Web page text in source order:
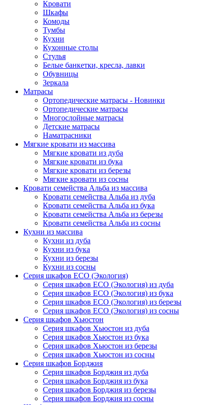
Кровати
Шкафы
Комоды
Тумбы
Кухни
Кухонные столы
Стулья
Белые банкетки, кресла, лавки
Обувницы
Зеркала
Матрасы
Ортопедические матрасы - Новинки
Ортопедические матрасы
Многослойные матрасы
Детские матрасы
Наматрасники
Мягкие кровати из массива
Мягкие кровати из дуба
Мягкие кровати из бука
Мягкие кровати из березы
Мягкие кровати из сосны
Кровати семейства Альба из массива
Кровати семейства Альба из дуба
Кровати семейства Альба из бука
Кровати семейства Альба из березы
Кровати семейства Альба из сосны
Кухни из массива
Кухни из дуба
Кухни из бука
Кухни из березы
Кухни из сосны
Серия шкафов ECO (Экология)
Серия шкафов ECO (Экология) из дуба
Серия шкафов ECO (Экология) из бука
Серия шкафов ECO (Экология) из березы
Серия шкафов ECO (Экология) из сосны
Серия шкафов Хьюстон
Серия шкафов Хьюстон из дуба
Серия шкафов Хьюстон из бука
Серия шкафов Хьюстон из березы
Серия шкафов Хьюстон из сосны
Серия шкафов Борджия
Серия шкафов Борджия из дуба
Серия шкафов Борджия из бука
Серия шкафов Борджия из березы
Серия шкафов Борджия из сосны